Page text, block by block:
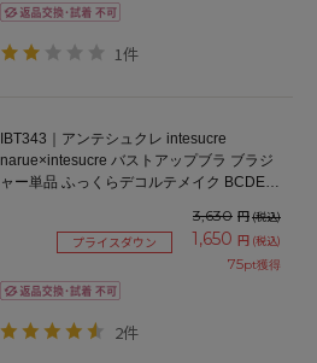
1件
IBT343｜アンテシュクレ intesucre
narue×intesucre バストアップブラ ブラジ
ャー単品 ふっくらデコルテメイク BCDEF
3,630 円(税込)
プライスダウン 1,650 円 (税込)
75pt獲得
2件